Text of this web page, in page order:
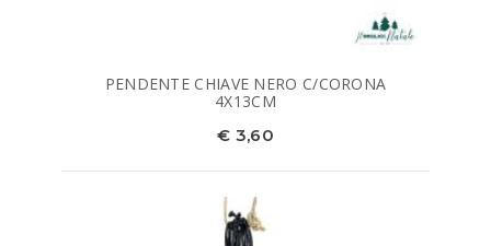
PENDENTE CHIAVE NERO C/CORONA
4X13CM
€ 3,60